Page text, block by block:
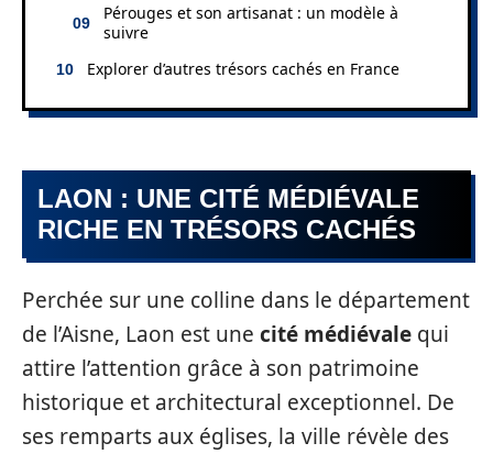
Pérouges et son artisanat : un modèle à
suivre
Explorer d’autres trésors cachés en France
LAON : UNE CITÉ MÉDIÉVALE
RICHE EN TRÉSORS CACHÉS
Perchée sur une colline dans le département
de l’Aisne, Laon est une cité médiévale qui
attire l’attention grâce à son patrimoine
historique et architectural exceptionnel. De
ses remparts aux églises, la ville révèle des